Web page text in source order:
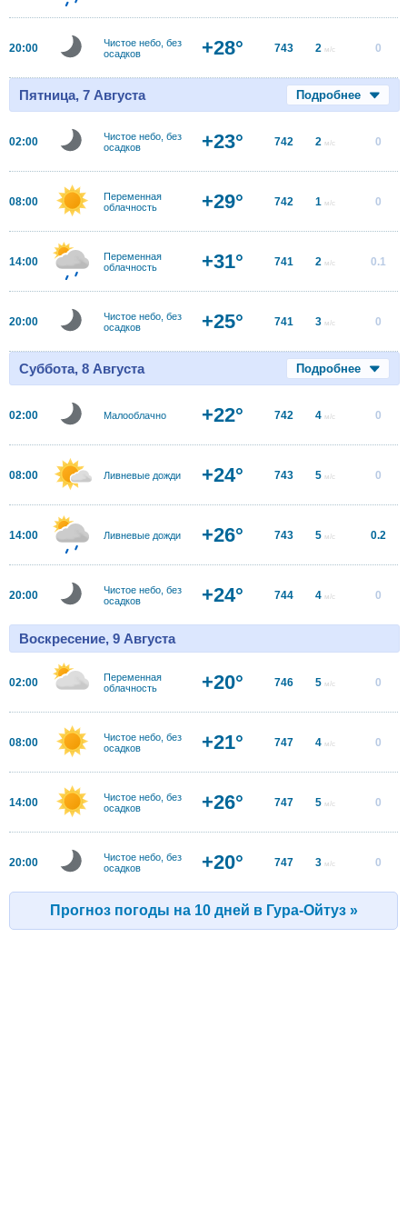
20:00
Чистое небо, без
осадков
+28° 743 2 м/с 0
Пятница, 7 Августа Подробнее
02:00
Чистое небо, без
осадков
+23° 742 2 м/с 0
08:00
Переменная
облачность
+29° 742 1 м/с 0
14:00
Переменная
облачность
+31° 741 2 м/с 0.1
20:00
Чистое небо, без
осадков
+25° 741 3 м/с 0
Суббота, 8 Августа Подробнее
02:00 Малооблачно +22° 742 4 м/с 0
08:00 Ливневые дожди +24° 743 5 м/с 0
14:00 Ливневые дожди +26° 743 5 м/с 0.2
20:00
Чистое небо, без
осадков
+24° 744 4 м/с 0
Воскресение, 9 Августа
02:00
Переменная
облачность
+20° 746 5 м/с 0
08:00
Чистое небо, без
осадков
+21° 747 4 м/с 0
14:00
Чистое небо, без
осадков
+26° 747 5 м/с 0
20:00
Чистое небо, без
осадков
+20° 747 3 м/с 0
Прогноз погоды на 10 дней в Гура-Ойтуз »